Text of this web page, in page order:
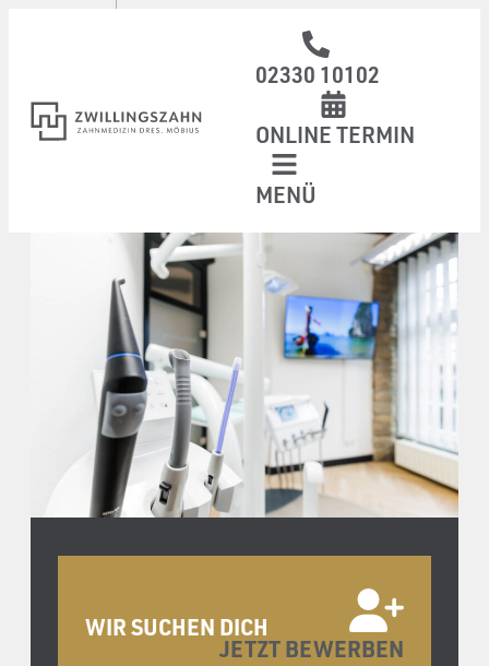
02330 10102
ONLINE TERMIN
MENÜ
WIR SUCHEN DICH
JETZT BEWERBEN